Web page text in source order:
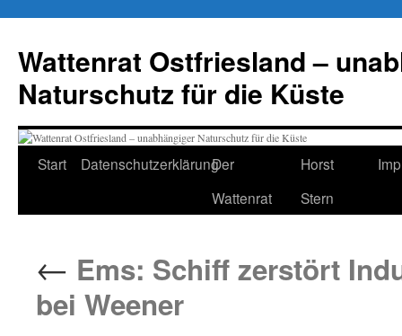
springen
Wattenrat Ostfriesland –
Naturschutz für die Küste
Start DatenschutzerklärungDer
Wattenrat
Horst
Stern
← Ems: Schiff zerstört
bei Weener